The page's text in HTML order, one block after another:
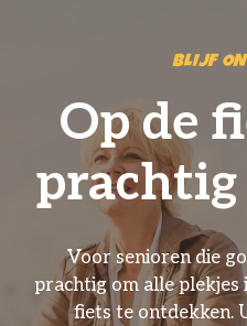
BLIJF
Op de
Voor senioren die
prachtig om alle plekjes
fiets te ontdekken.